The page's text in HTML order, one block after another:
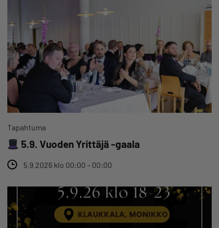
Tapahtuma
5.9. Vuoden Yrittäjä -gaala
5.9.2026 klo 00:00 – 00:00